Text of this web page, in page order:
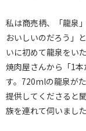
私は商売柄、「龍泉
おいしいのだろう」
いに初めて龍泉をい
焼肉屋さんから「1
す。720mlの龍泉が
提供してくださると
族を連れて伺いました